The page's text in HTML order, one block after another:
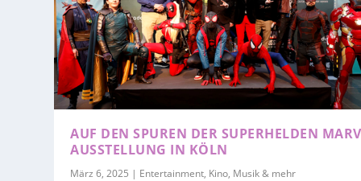
AUF DEN SPUREN DER SUPERHELDEN
AUSSTELLUNG IN KÖLN
März 6, 2025 | Entertainment, Kino, Musik & mehr